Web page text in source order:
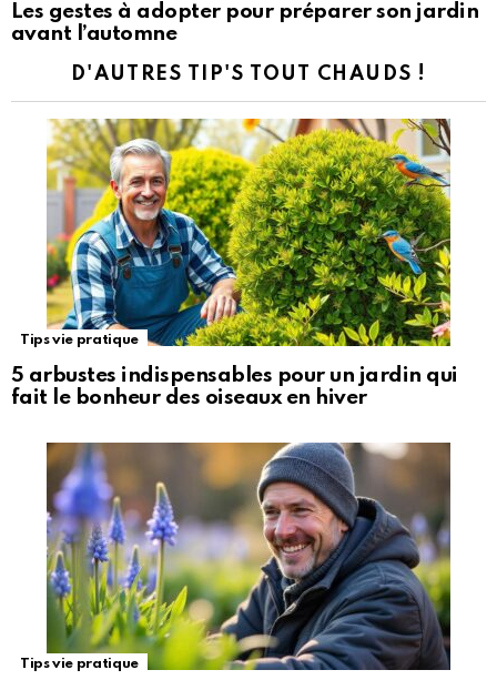
Les gestes à adopter pour préparer son jardin
avant l’automne
D'AUTRES TIP'S TOUT CHAUDS !
Tips vie pratique
5 arbustes indispensables pour un jardin qui
fait le bonheur des oiseaux en hiver
Tips vie pratique